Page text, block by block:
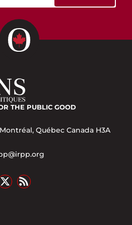
THE PUBLIC GOOD
Québec Canada H3A